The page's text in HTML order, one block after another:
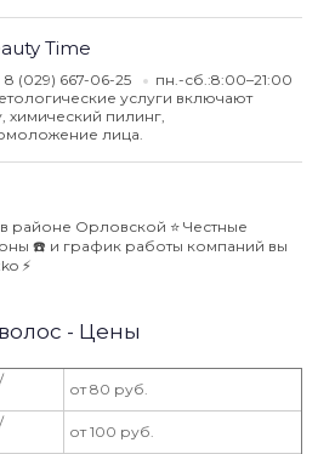
Time
8 (029) 667-06-25
пн.-сб.:8:00–21:00
услуги включают
химический пилинг,
лица.
районе Орловской ⭐️ Честные
☎️ и график работы компаний вы
⚡️
- Цены
от 80 руб.
от 100 руб.